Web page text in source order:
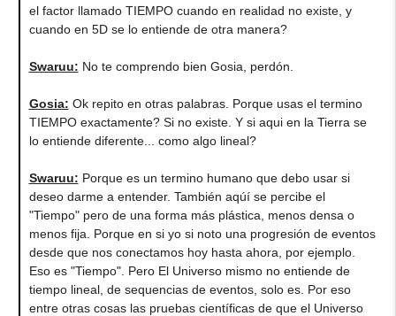
el factor llamado TIEMPO cuando en realidad no existe, y
cuando en 5D se lo entiende de otra manera?
Swaruu: No te comprendo bien Gosia, perdón.
Gosia: Ok repito en otras palabras. Porque usas el termino
TIEMPO exactamente? Si no existe. Y si aqui en la Tierra se
lo entiende diferente... como algo lineal?
Swaruu: Porque es un termino humano que debo usar si
deseo darme a entender. También aqúí se percibe el
"Tiempo" pero de una forma más plástica, menos densa o
menos fija. Porque en si yo si noto una progresión de eventos
desde que nos conectamos hoy hasta ahora, por ejemplo.
Eso es "Tiempo". Pero El Universo mismo no entiende de
tiempo lineal, de sequencias de eventos, solo es. Por eso
entre otras cosas las pruebas científicas de que el Universo